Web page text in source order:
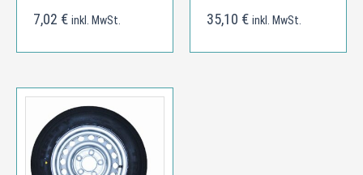
7,02 € inkl. MwSt. 35,10 € inkl. MwSt.